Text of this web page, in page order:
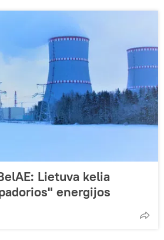
Lietuva kelia
energijos